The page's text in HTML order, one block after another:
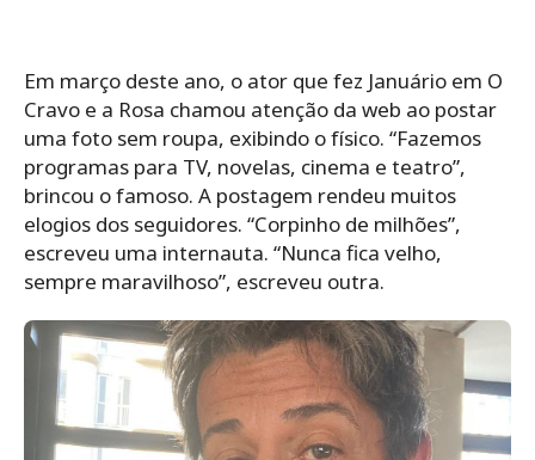
Em março deste ano, o ator que fez Januário em O
Cravo e a Rosa chamou atenção da web ao postar
uma foto sem roupa, exibindo o físico. “Fazemos
programas para TV, novelas, cinema e teatro”,
brincou o famoso. A postagem rendeu muitos
elogios dos seguidores. “Corpinho de milhões”,
escreveu uma internauta. “Nunca fica velho,
sempre maravilhoso”, escreveu outra.